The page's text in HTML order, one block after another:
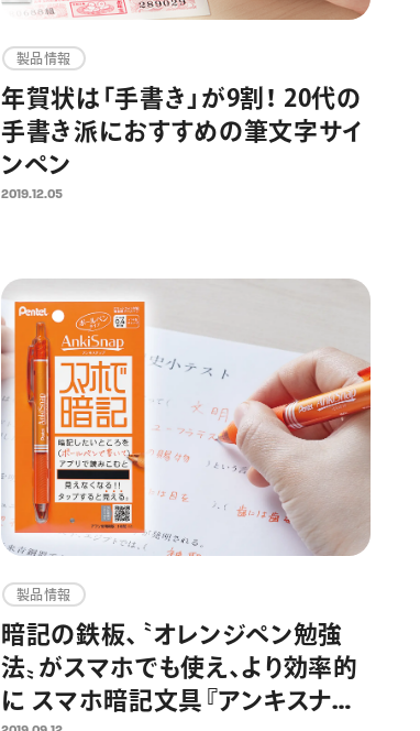
製品情報
年賀状は「手書き」が9割！ 20代の
手書き派におすすめの筆文字サイ
ンペン
2019.12.05
製品情報
暗記の鉄板、〝オレンジペン勉強
法〟がスマホでも使え、より効率的
に スマホ暗記文具『アンキスナッ